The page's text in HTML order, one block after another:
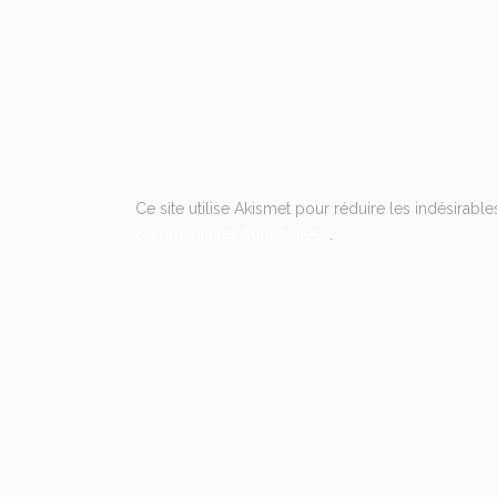
Ce site utilise Akismet pour réduire les